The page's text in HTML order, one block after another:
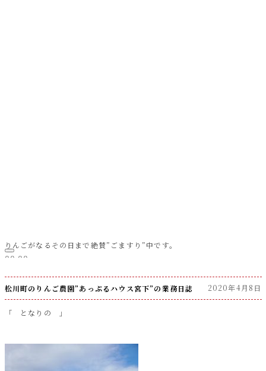
00:00
りんごがなるその日まで絶賛”ごますり”中です。
松川町のりんご農園”あっぷるハウス宮下”の業務日誌 2020年4月8日
「 となりの 」